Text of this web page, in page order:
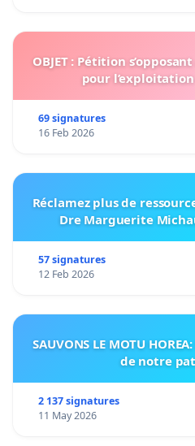
OBJET : Pétition
pour
69 signatures
16 Feb 2026
Réclamez plus de
Dre Marguerite
57 signatures
12 Feb 2026
SAUVONS LE MOTU
de notre
2 137 signatures
11 May 2026